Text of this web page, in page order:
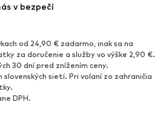
v bezpečí
od 24,90 € zadarmo, inak sa na
za doručenie a služby vo výške 2,90 €.
30 dní pred znížením ceny.
sietí. Pri volaní zo zahraničia
DPH.